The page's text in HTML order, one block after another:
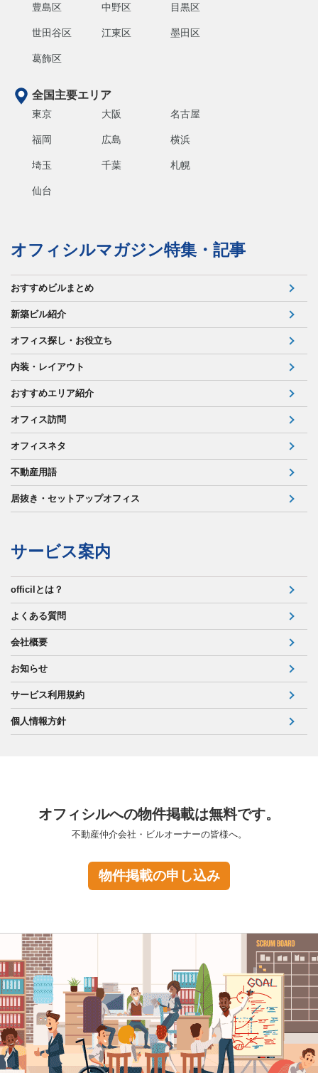
豊島区 中野区 目黒区
世田谷区 江東区 墨田区
葛飾区
全国主要エリア
東京 大阪 名古屋
福岡 広島 横浜
埼玉 千葉 札幌
仙台
オフィシルマガジン特集・記事
おすすめビルまとめ
新築ビル紹介
オフィス探し・お役立ち
内装・レイアウト
おすすめエリア紹介
オフィス訪問
オフィスネタ
不動産用語
居抜き・セットアップオフィス
サービス案内
officilとは？
よくある質問
会社概要
お知らせ
サービス利用規約
個人情報方針
オフィシルへの物件掲載は無料です。
不動産仲介会社・ビルオーナーの皆様へ。
物件掲載の申し込み